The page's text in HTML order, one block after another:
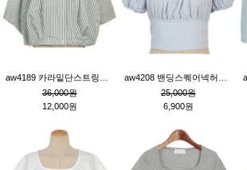
36,000원
12,000원
25,000원
6,900원